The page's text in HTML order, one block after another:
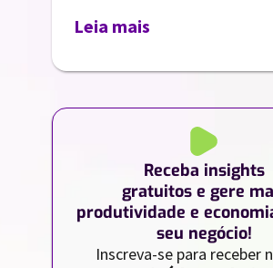
Leia mais
Receba insights
gratuitos e gere
produtividade e
seu negócio!
Inscreva-se para receber